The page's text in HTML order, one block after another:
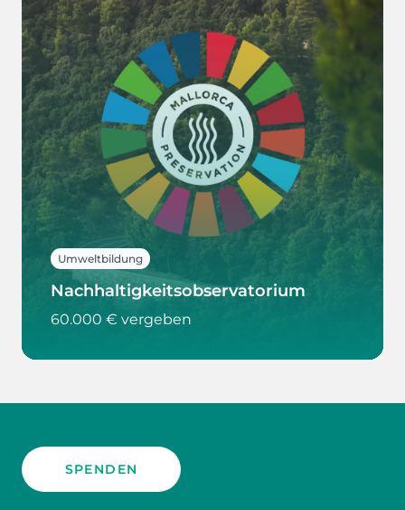
Umweltbildung
Nachhaltigkeitsobservatorium
60.000 € vergeben
SPENDEN